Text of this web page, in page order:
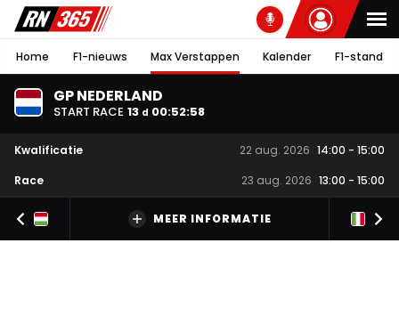
Home F1-nieuws Max Verstappen Kalender F1-stand
GP NEDERLAND
START RACE 13 d 00:52:57
Kwalificatie 22 aug. 2026 14:00 - 15:00
Race
23 aug. 2026 13:00 - 15:00
MEER INFORMATIE